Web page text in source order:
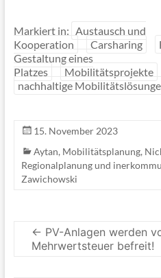
Markiert in: Austausch und
Kooperation
Carsharing
Gestaltung eines
Platzes
Mobilitätsprojekte
nachhaltige
15. November 2023
Aytan, Mobilitätsplanung,
Regionalplanung und
Zawichowski
← PV-Anlagen werden
Mehrwertsteuer befreit!